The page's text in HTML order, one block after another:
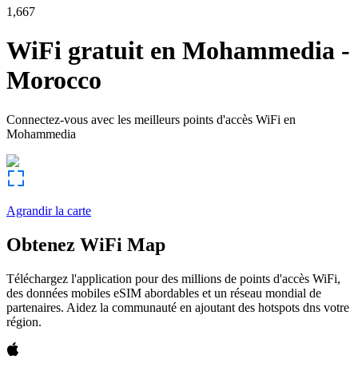
1,667
WiFi gratuit en Mohammedia -
Morocco
Connectez-vous avec les meilleurs points d'accès WiFi en
Mohammedia
Agrandir la carte
Obtenez WiFi Map
Téléchargez l'application pour des millions de points d'accès WiFi,
des données mobiles eSIM abordables et un réseau mondial de
partenaires. Aidez la communauté en ajoutant des hotspots dns votre
région.